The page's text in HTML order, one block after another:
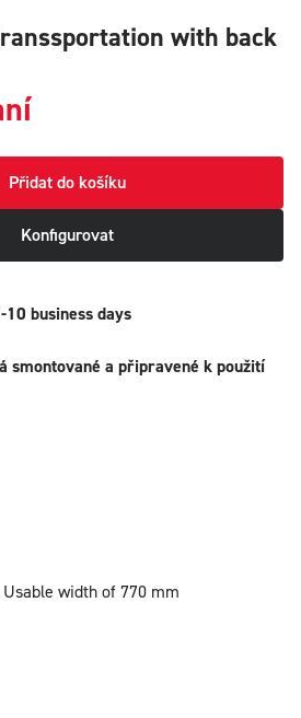
with back
Přidat do košíku
Konfigurovat
business days
smontované a připravené k použití
Usable width of 770 mm